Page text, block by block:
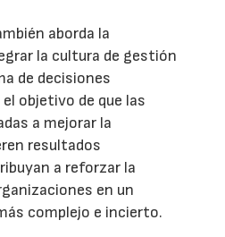
aborda la
la cultura de gestión
de decisiones
objetivo de que las
a mejorar la
resultados
a reforzar la
en un
complejo e incierto.